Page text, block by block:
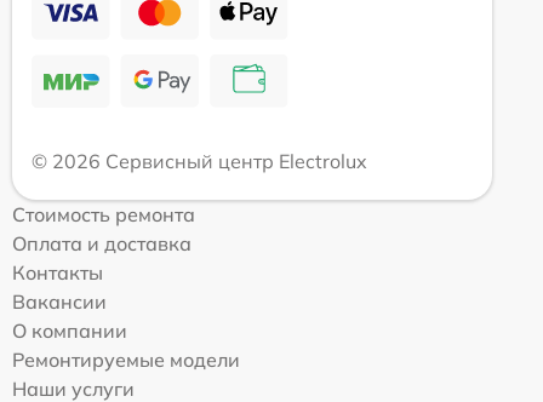
© 2026 Сервисный центр Electrolux
Стоимость ремонта
Оплата и доставка
Контакты
Вакансии
О компании
Ремонтируемые модели
Наши услуги